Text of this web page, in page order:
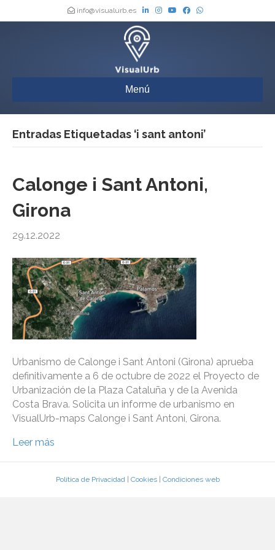
info@visualurb.es
Menú
Entradas Etiquetadas ‘i sant antoni’
Calonge i Sant Antoni,
Girona
29.12.2022
Urbanismo de Calonge i Sant Antoni (Girona) aprueba
definitivamente a 6 de octubre de 2022 el Proyecto de
Urbanización de la Plaza Cataluña y de la Avenida
Costa Brava. Solicita un informe de urbanismo en
VisualUrb-maps Calonge i Sant Antoni, Girona.
Leer más
Política de Privacidad| Cookies| Condiciones web